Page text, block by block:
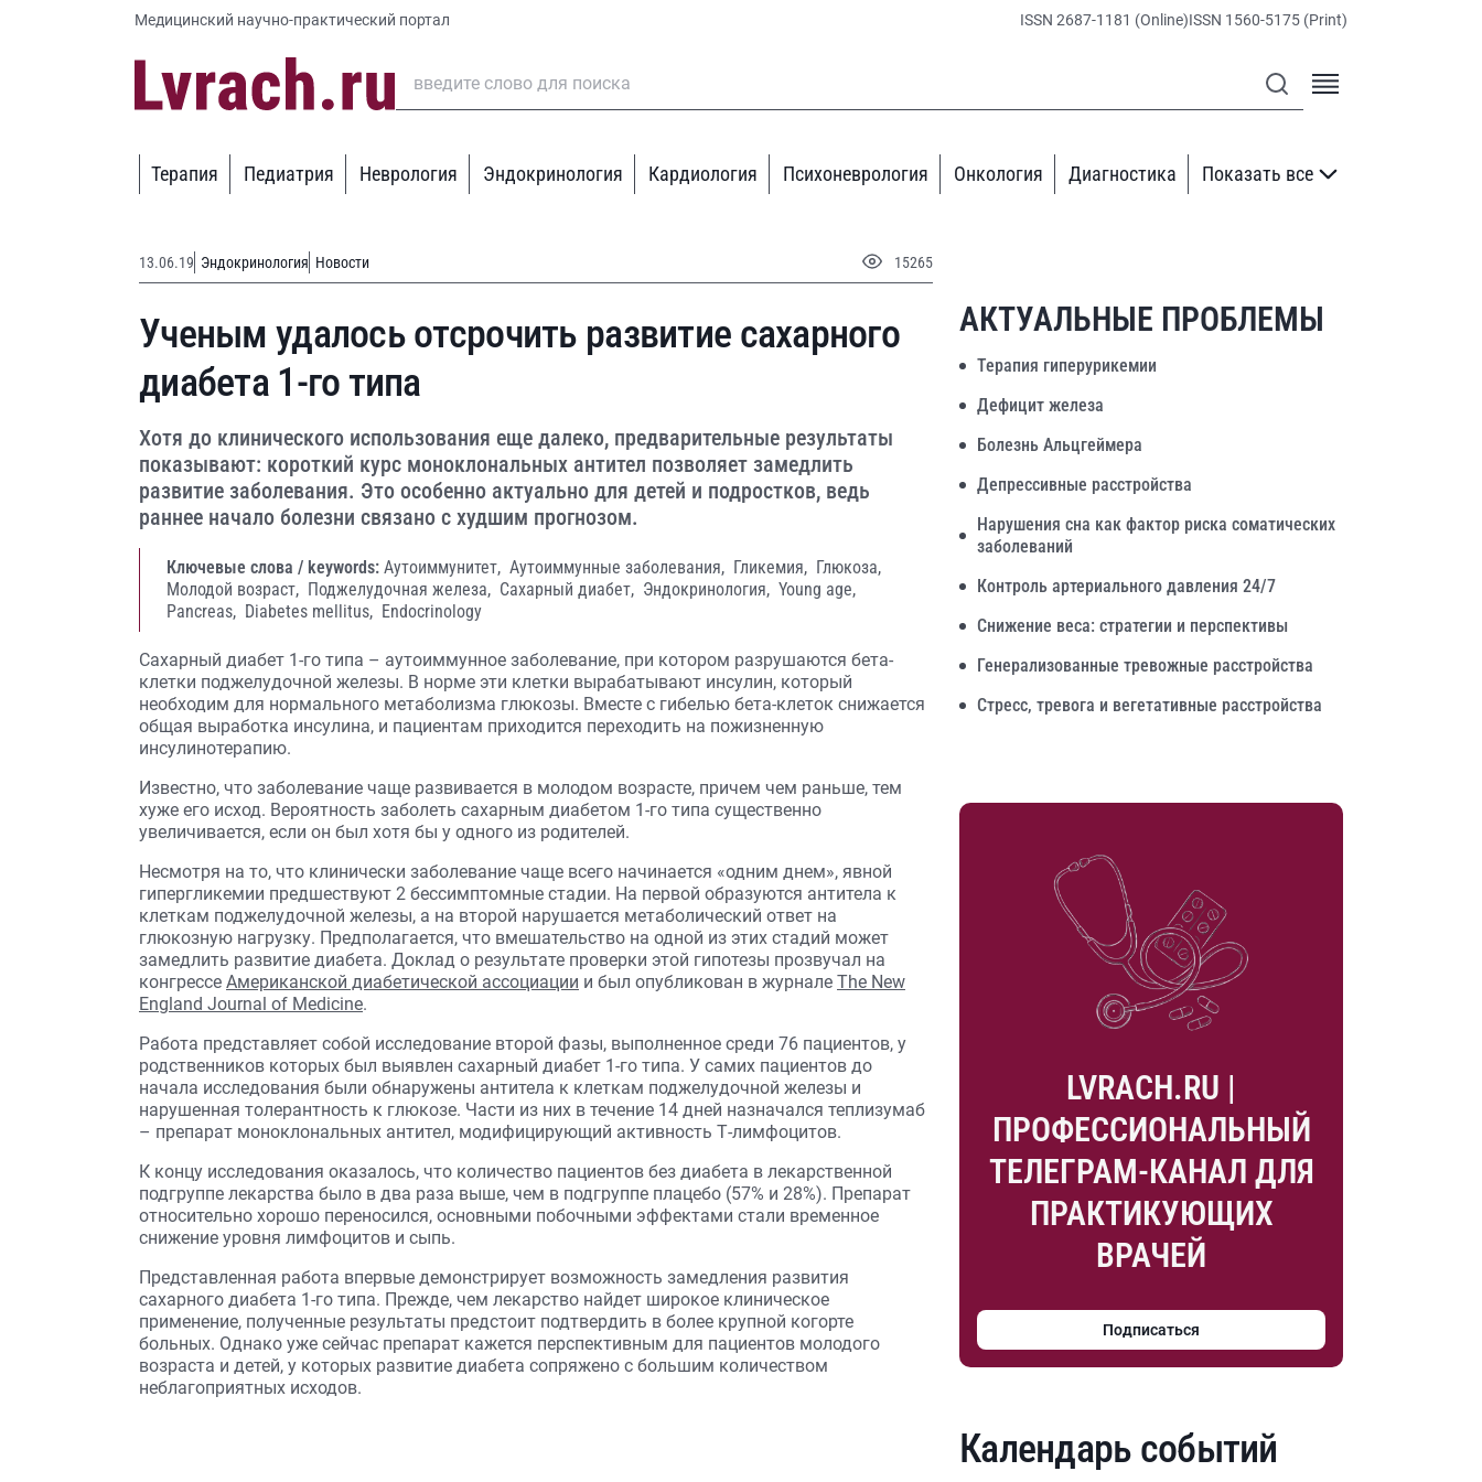
Медицинский научно-практический портал ISSN 2687-1181 (Online)ISSN 1560-5175 (Print)
Терапия Педиатрия Неврология Эндокринология Кардиология Психоневрология Онкология Диагностика Показать все
13.06.19 Эндокринология Новости 15265
Ученым удалось отсрочить развитие сахарного
диабета 1-го типа
Хотя до клинического использования еще далеко, предварительные результаты
показывают: короткий курс моноклональных антител позволяет замедлить
развитие заболевания. Это особенно актуально для детей и подростков, ведь
раннее начало болезни связано с худшим прогнозом.
Ключевые слова / keywords: Аутоиммунитет, Аутоиммунные заболевания, Гликемия, Глюкоза,
Молодой возраст, Поджелудочная железа, Сахарный диабет, Эндокринология, Young age,
Pancreas, Diabetes mellitus, Endocrinology
Сахарный диабет 1-го типа – аутоиммунное заболевание, при котором разрушаются бета-
клетки поджелудочной железы. В норме эти клетки вырабатывают инсулин, который
необходим для нормального метаболизма глюкозы. Вместе с гибелью бета-клеток снижается
общая выработка инсулина, и пациентам приходится переходить на пожизненную
инсулинотерапию.
Известно, что заболевание чаще развивается в молодом возрасте, причем чем раньше, тем
хуже его исход. Вероятность заболеть сахарным диабетом 1-го типа существенно
увеличивается, если он был хотя бы у одного из родителей.
Несмотря на то, что клинически заболевание чаще всего начинается «одним днем», явной
гипергликемии предшествуют 2 бессимптомные стадии. На первой образуются антитела к
клеткам поджелудочной железы, а на второй нарушается метаболический ответ на
глюкозную нагрузку. Предполагается, что вмешательство на одной из этих стадий может
замедлить развитие диабета. Доклад о результате проверки этой гипотезы прозвучал на
конгрессе Американской диабетической ассоциации и был опубликован в журнале The New
England Journal of Medicine.
Работа представляет собой исследование второй фазы, выполненное среди 76 пациентов, у
родственников которых был выявлен сахарный диабет 1-го типа. У самих пациентов до
начала исследования были обнаружены антитела к клеткам поджелудочной железы и
нарушенная толерантность к глюкозе. Части из них в течение 14 дней назначался теплизумаб
– препарат моноклональных антител, модифицирующий активность Т-лимфоцитов.
К концу исследования оказалось, что количество пациентов без диабета в лекарственной
подгруппе лекарства было в два раза выше, чем в подгруппе плацебо (57% и 28%). Препарат
относительно хорошо переносился, основными побочными эффектами стали временное
снижение уровня лимфоцитов и сыпь.
Представленная работа впервые демонстрирует возможность замедления развития
сахарного диабета 1-го типа. Прежде, чем лекарство найдет широкое клиническое
применение, полученные результаты предстоит подтвердить в более крупной когорте
больных. Однако уже сейчас препарат кажется перспективным для пациентов молодого
возраста и детей, у которых развитие диабета сопряжено с большим количеством
неблагоприятных исходов.
АКТУАЛЬНЫЕ ПРОБЛЕМЫ
Терапия гиперурикемии
Дефицит железа
Болезнь Альцгеймера
Депрессивные расстройства
Нарушения сна как фактор риска соматических
заболеваний
Контроль артериального давления 24/7
Снижение веса: стратегии и перспективы
Генерализованные тревожные расстройства
Стресс, тревога и вегетативные расстройства
LVRACH.RU |
ПРОФЕССИОНАЛЬНЫЙ
ТЕЛЕГРАМ-КАНАЛ ДЛЯ
ПРАКТИКУЮЩИХ
ВРАЧЕЙ
Подписаться
Календарь событий